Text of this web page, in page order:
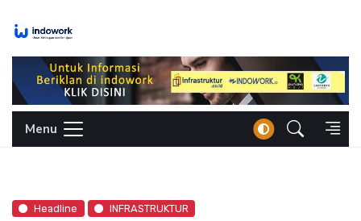
Menu
Headline INFRASTRUKTUR